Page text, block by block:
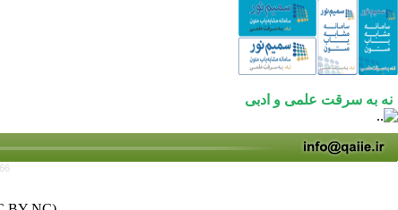
نه به سرقت علمی و ادبی